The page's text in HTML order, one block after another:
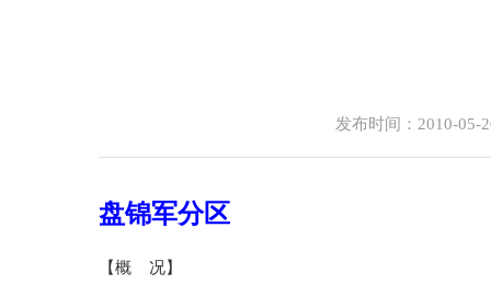
发布时间：2010-05-
盘锦军分区
【概 况】